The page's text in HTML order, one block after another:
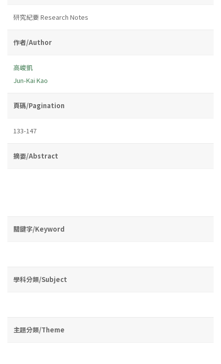
研究紀要 Research Notes
作者/Author
高峻凱
Jun-Kai Kao
頁碼/Pagination
133-147
摘要/Abstract
關鍵字/Keyword
學科分類/Subject
主題分類/Theme